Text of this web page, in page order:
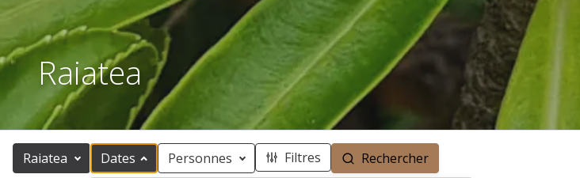
Raiatea
Raiatea Dates Personnes Filtres Rechercher